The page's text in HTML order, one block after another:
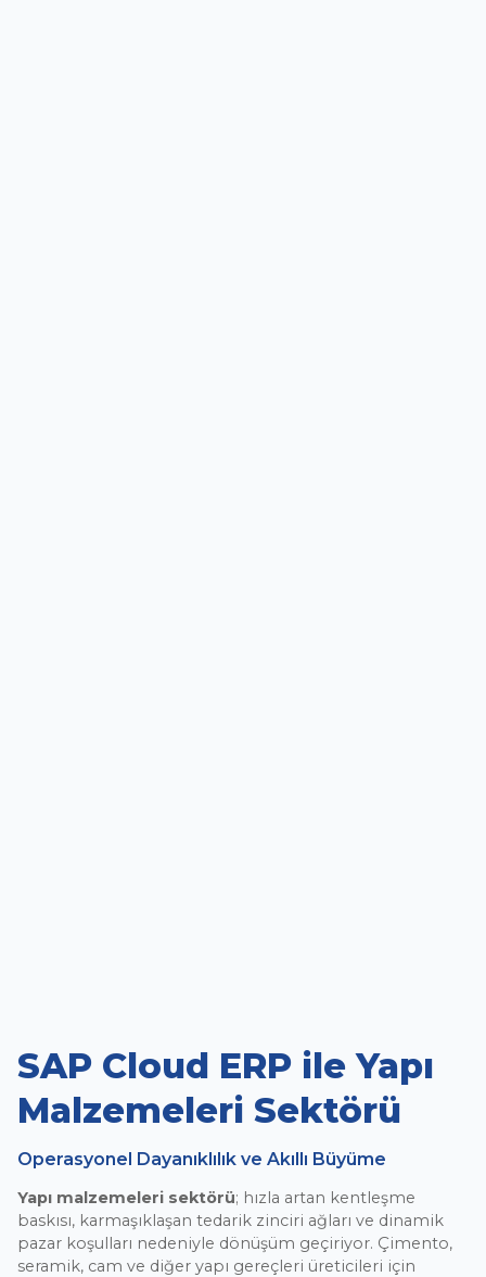
SAP Cloud ERP ile Yapı
Malzemeleri Sektörü
Operasyonel Dayanıklılık ve Akıllı Büyüme
Yapı malzemeleri sektörü; hızla artan kentleşme
baskısı, karmaşıklaşan tedarik zinciri ağları ve dinamik
pazar koşulları nedeniyle dönüşüm geçiriyor. Çimento,
seramik, cam ve diğer yapı gereçleri üreticileri için